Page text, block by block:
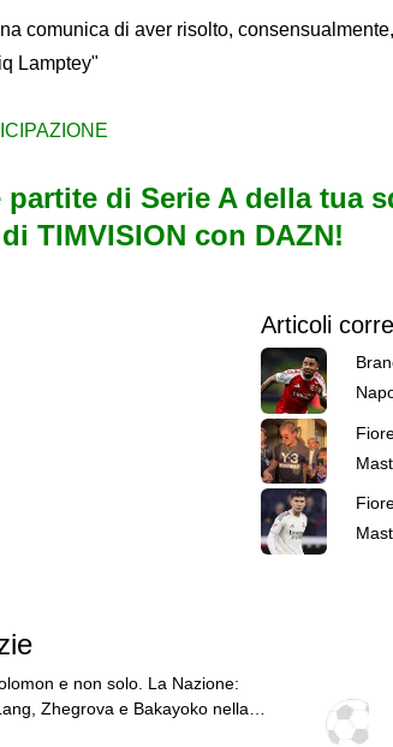
comunica di aver risolto,
Lamptey"
partite di Serie A della tua
TIMVISION con DAZN!
Articoli
viola
e non solo. La Nazione:
Zhegrova e Bakayoko nella